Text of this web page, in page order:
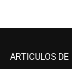
ARTICULOS